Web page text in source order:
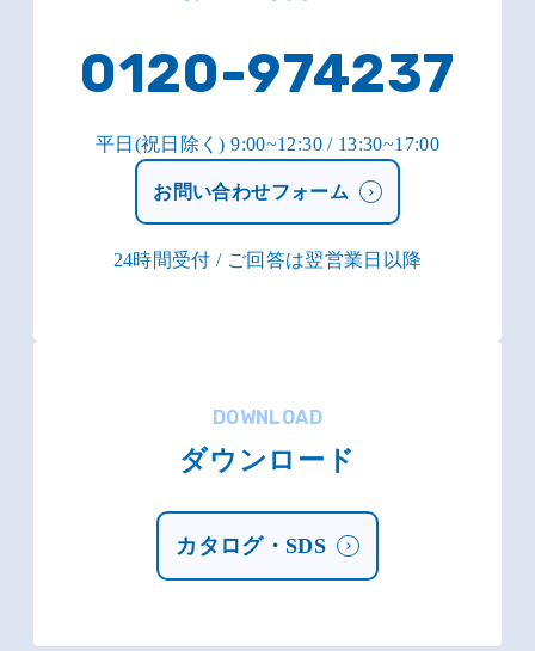
0120-974237
平日(祝日除く) 9:00~12:30 / 13:30~17:00
お問い合わせフォーム
24時間受付 / ご回答は翌営業日以降
DOWNLOAD
ダウンロード
カタログ・SDS